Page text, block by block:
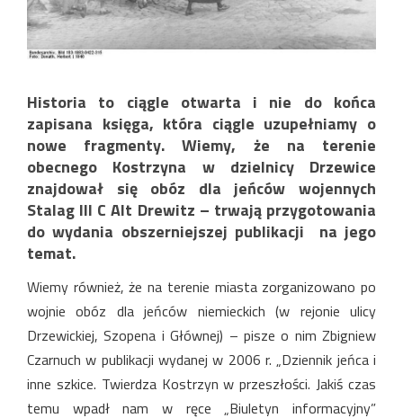
Historia to ciągle otwarta i nie do końca
zapisana księga, która ciągle uzupełniamy o
nowe fragmenty. Wiemy, że na terenie
obecnego Kostrzyna w dzielnicy Drzewice
znajdował się obóz dla jeńców wojennych
Stalag III C Alt Drewitz – trwają przygotowania
do wydania obszerniejszej publikacji na jego
temat.
Wiemy również, że na terenie miasta zorganizowano po
wojnie obóz dla jeńców niemieckich (w rejonie ulicy
Drzewickiej, Szopena i Głównej) – pisze o nim Zbigniew
Czarnuch w publikacji wydanej w 2006 r. „Dziennik jeńca i
inne szkice. Twierdza Kostrzyn w przeszłości. Jakiś czas
temu wpadł nam w ręce „Biuletyn informacyjny”